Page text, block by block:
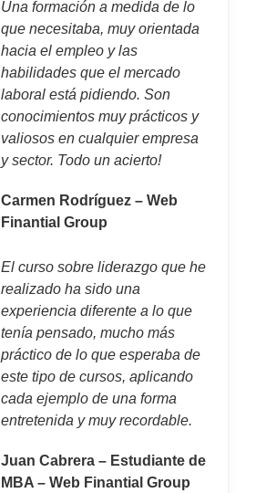
Una formación a medida de lo
que necesitaba, muy orientada
hacia el empleo y las
habilidades que el mercado
laboral está pidiendo. Son
conocimientos muy prácticos y
valiosos en cualquier empresa
y sector. Todo un acierto!
Carmen Rodríguez – Web
Finantial Group
El curso sobre liderazgo que he
realizado ha sido una
experiencia diferente a lo que
tenía pensado, mucho más
práctico de lo que esperaba de
este tipo de cursos, aplicando
cada ejemplo de una forma
entretenida y muy recordable.
Juan Cabrera – Estudiante de
MBA – Web Finantial Group